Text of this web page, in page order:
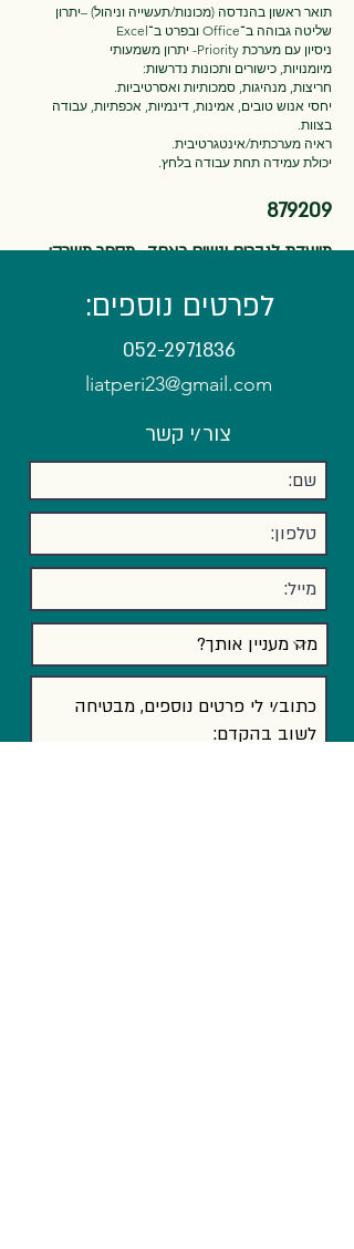
תואר ראשון בהנדסה (מכונות/תעשייה וניהול) –יתרון
שליטה גבוהה ב־Office ובפרט ב־Excel
ניסיון עם מערכת Priority- יתרון משמעותי
מיומנויות, כישורים ותכונות נדרשות:
חריצות, מנהיגות, סמכותיות ואסרטיביות.
יחסי אנוש טובים, אמינות, דינמיות, אכפתיות, עבודה
בצוות.
ראיה מערכתית/אינטגרטיבית.
יכולת עמידה תחת עבודה בלחץ.
879209
מיועדת לגברים ונשים כאחד. מספר משרה:
לפרטים נוספים:
052-2971836
liatperi23@gmail.com
צור/י קשר